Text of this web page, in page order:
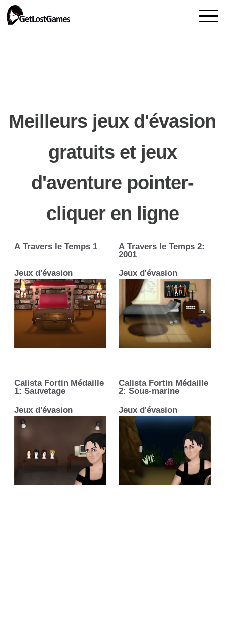
Meilleurs jeux d'évasion
gratuits et jeux
d'aventure pointer-
cliquer en ligne
À Travers le Temps 1
Jeux d'évasion
À Travers le Temps 2:
2001
Jeux d'évasion
Calista Fortin Médaille
1: Sauvetage
Jeux d'évasion
Calista Fortin Médaille
2: Sous-marine
Jeux d'évasion